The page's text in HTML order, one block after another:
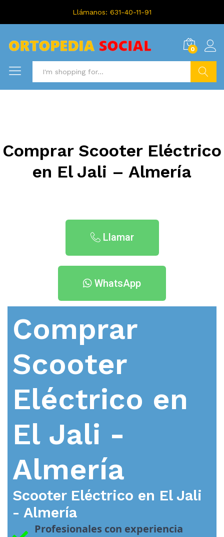
Llámanos: 631-40-11-91
0
Comprar Scooter Eléctrico
en El Jali – Almería
Llamar
WhatsApp
Comprar
Scooter
Eléctrico en
El Jali -
Almería
Scooter Eléctrico en El Jali
- Almería
Profesionales con experiencia